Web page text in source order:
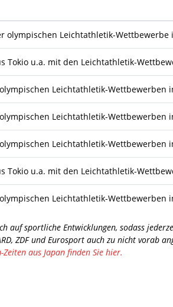
olympischen Leichtathletik-Wettbewerbe
Tokio u.a. mit den Leichtathletik-
Leichtathletik-Wettbewerben
Leichtathletik-Wettbewerben
Leichtathletik-Wettbewerben
Tokio u.a. mit den Leichtathletik-
Leichtathletik-Wettbewerben
auf sportliche Entwicklungen, sodass
ZDF und Eurosport auch zu nicht vorab
aus Japan finden Sie hier.